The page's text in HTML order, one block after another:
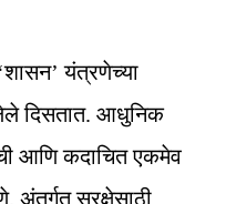
यंत्रणेच्या
दिसतात. आधुनिक
आणि कदाचित एकमेव
अंतर्गत सुरक्षेसाठी